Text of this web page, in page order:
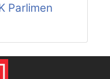
Parlimen